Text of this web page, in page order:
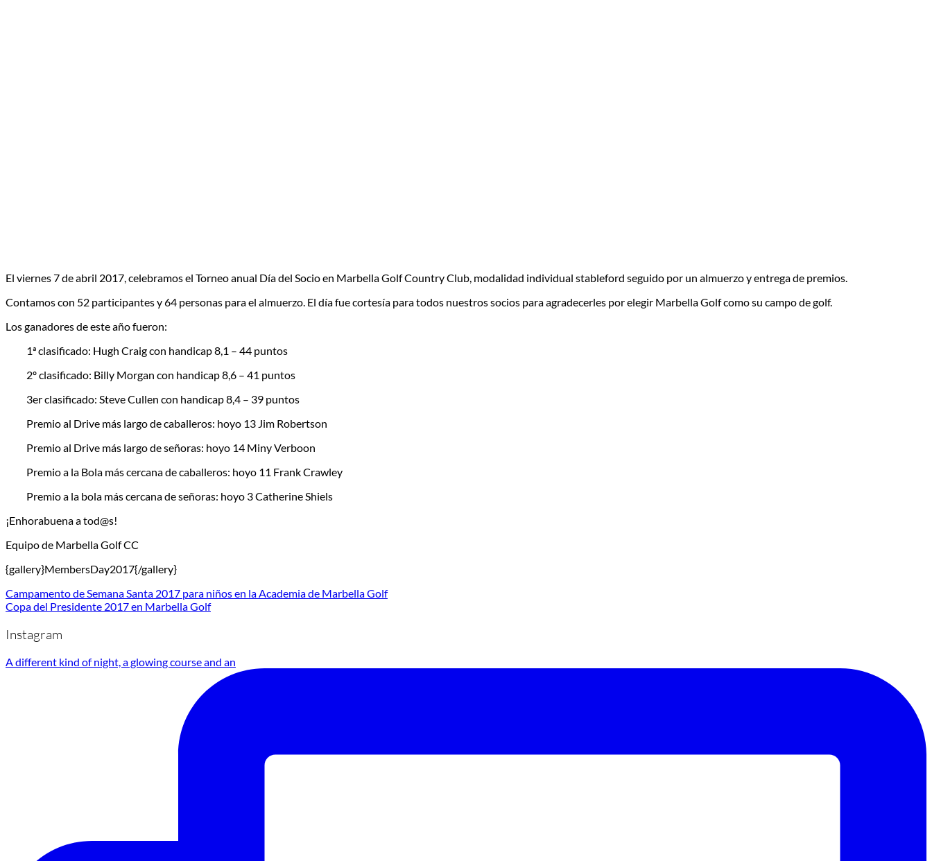
El viernes 7 de abril 2017, celebramos el Torneo anual Día del Socio en Marbella Golf Country Club, modalidad individual stableford seguido por un almuerzo y entrega de premios.
Contamos con 52 participantes y 64 personas para el almuerzo. El día fue cortesía para todos nuestros socios para agradecerles por elegir Marbella Golf como su campo de golf.
Los ganadores de este año fueron:
1ª clasificado: Hugh Craig con handicap 8,1 – 44 puntos
2º clasificado: Billy Morgan con handicap 8,6 – 41 puntos
3er clasificado: Steve Cullen con handicap 8,4 – 39 puntos
Premio al Drive más largo de caballeros: hoyo 13 Jim Robertson
Premio al Drive más largo de señoras: hoyo 14 Miny Verboon
Premio a la Bola más cercana de caballeros: hoyo 11 Frank Crawley
Premio a la bola más cercana de señoras: hoyo 3 Catherine Shiels
¡Enhorabuena a tod@s!
Equipo de Marbella Golf CC
{gallery}MembersDay2017{/gallery}
Campamento de Semana Santa 2017 para niños en la Academia de Marbella Golf
Copa del Presidente 2017 en Marbella Golf
Instagram
A different kind of night, a glowing course and an